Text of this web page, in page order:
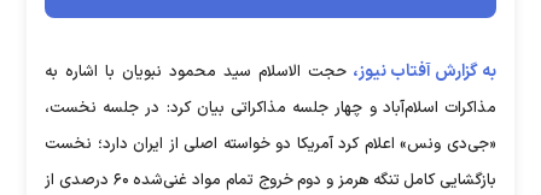
به گزارش آفتاب نیوز، حجت الاسلام سید محمود نبویان با اشاره به
مذاکرات اسلام‌آباد و چهار جلسه مذاکراتی بیان کرد: در جلسه نخست،
«جی‌دی ونس» اعلام کرد آمریکا دو خواسته اصلی از ایران دارد؛ نخست
بازگشایی کامل تنگه هرمز و دوم خروج تمام مواد غنی‌شده ۶۰ درصدی از